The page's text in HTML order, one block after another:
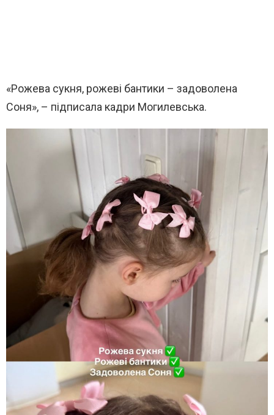
«Рожева сукня, рожеві бантики – задоволена
Соня», – підписала кадри Могилевська.